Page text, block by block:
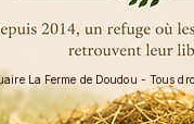
La Ferme de Doudou - Tous